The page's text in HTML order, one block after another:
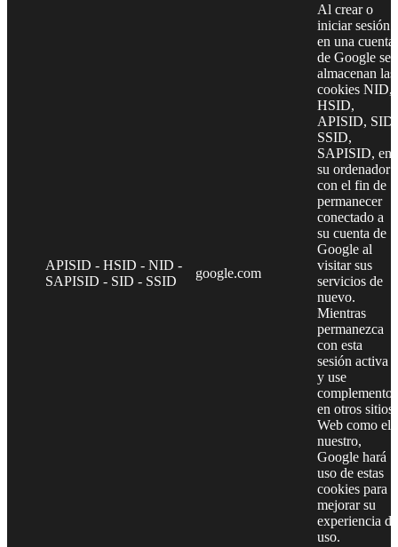
APISID - HSID - NID -
SAPISID - SID - SSID
google.com
Al crear o
iniciar sesión
en una cuenta
de Google se
almacenan las
cookies NID,
HSID,
APISID, SID,
SSID,
SAPISID, en
su ordenador
con el fin de
permanecer
conectado a
su cuenta de
Google al
visitar sus
servicios de
nuevo.
Mientras
permanezca
con esta
sesión activa
y use
complementos
en otros sitios
Web como el
nuestro,
Google hará
uso de estas
cookies para
mejorar su
experiencia de
uso.